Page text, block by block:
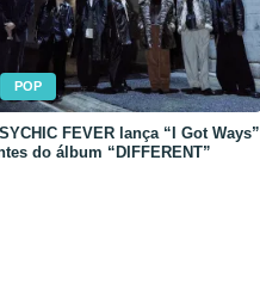
POP
FEVER lança “I Got Ways”
do álbum “DIFFERENT”